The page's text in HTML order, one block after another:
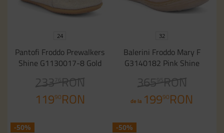
24
Pantofi Froddo Prewalkers
Shine G1130017-8 Gold
233 76
RON
11990RON
32
Balerini Froddo Mary F
G3140182 Pink Shine
365 95RON
de la 19990RON
-50% -50%